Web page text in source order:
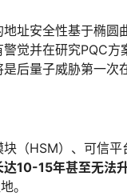
址安全性基于椭圆
觉并在研究PQC方
后量子威胁第一次
（HSM）、可信
达10-15年甚至无法
。